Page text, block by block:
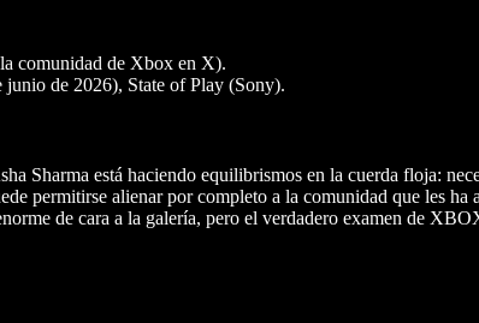
comunidad de Xbox en X).
de 2026), State of Play (Sony).
Sharma está haciendo equilibrismos en la cuerda floja:
permitirse alienar por completo a la comunidad que les ha
de cara a la galería, pero el verdadero examen de